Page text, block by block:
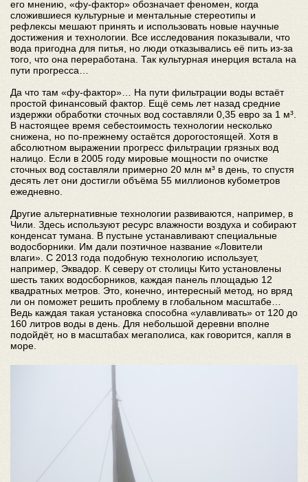
его мнению, «фу-фактор» обозначает феномен, когда
сложившиеся культурные и ментальные стереотипы и
рефлексы мешают принять и использовать новые научные
достижения и технологии. Все исследования показывали, что
вода пригодна для питья, но люди отказывались её пить из-за
того, что она переработана. Так культурная инерция встала на
пути прогресса…
Да что там «фу-фактор»… На пути фильтрации воды встаёт
простой финансовый фактор. Ещё семь лет назад средние
издержки обработки сточных вод составляли 0,35 евро за 1 м³.
В настоящее время себестоимость технологии несколько
снижена, но по-прежнему остаётся дорогостоящей. Хотя в
абсолютном выражении прогресс фильтрации грязных вод
налицо. Если в 2005 году мировые мощности по очистке
сточных вод составляли примерно 20 млн м³ в день, то спустя
десять лет они достигли объёма 55 миллионов кубометров
ежедневно.
Другие альтернативные технологии развиваются, например, в
Чили. Здесь используют ресурс влажности воздуха и собирают
конденсат тумана. В пустыне устанавливают специальные
водосборники. Им дали поэтичное название «Ловители
влаги». С 2013 года подобную технологию использует,
например, Эквадор. К северу от столицы Кито установлены
шесть таких водосборников, каждая панель площадью 12
квадратных метров. Это, конечно, интересный метод, но вряд
ли он поможет решить проблему в глобальном масштабе…
Ведь каждая такая установка способна «улавливать» от 120 до
160 литров воды в день. Для небольшой деревни вполне
подойдёт, но в масштабах мегаполиса, как говорится, капля в
море.